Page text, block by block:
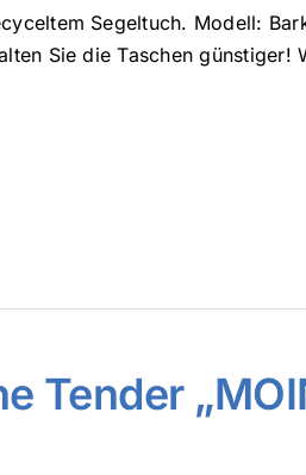
Segeltuch. Modell:
Sie die Taschen
Tender